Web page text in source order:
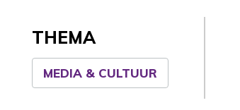
TERUG NAAR TOEN
THEMA
MEDIA & CULTUUR